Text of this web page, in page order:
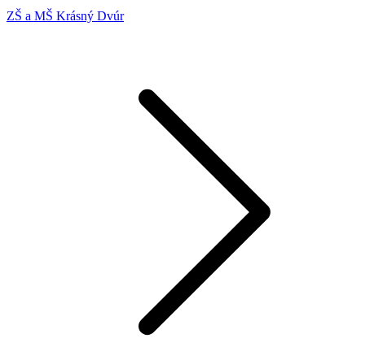
ZŠ a MŠ Krásný Dvúr